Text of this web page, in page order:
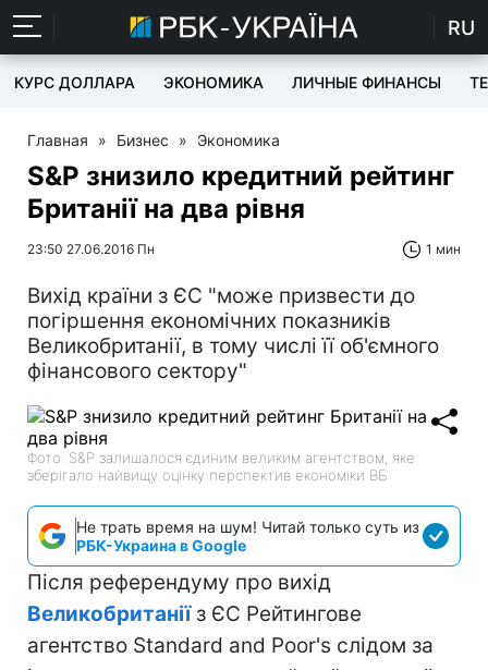
RU
КУРС ДОЛЛАРА ЭКОНОМИКА ЛИЧНЫЕ ФИНАНСЫ
Главная » Бизнес » Экономика
S&P знизило кредитний рейтинг
Британії на два рівня
23:50 27.06.2016 Пн 1 мин
Вихід країни з ЄС "може призвести до
погіршення економічних показників
Великобританії, в тому числі її об'ємного
фінансового сектору"
Фото: S&P залишалося єдиним великим агентством, яке
зберігало найвищу оцінку перспектив економіки ВБ
Не трать время на шум! Читай только суть из
РБК-Украина в Google
Після референдуму про вихід
Великобританіїз ЄС Рейтингове
агентство Standard and Poor's слідом за